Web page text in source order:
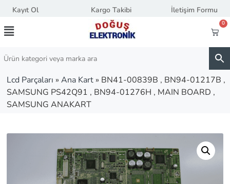
Kayıt Ol Kargo Takibi İletişim Formu
0
Lcd Parçaları » Ana Kart » BN41-00839B , BN94-01217B ,
SAMSUNG PS42Q91 , BN94-01276H , MAIN BOARD ,
SAMSUNG ANAKART